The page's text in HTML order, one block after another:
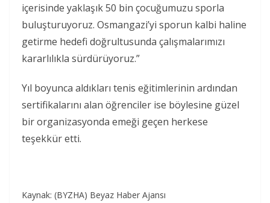
içerisinde yaklaşık 50 bin çocuğumuzu sporla
buluşturuyoruz. Osmangazi’yi sporun kalbi haline
getirme hedefi doğrultusunda çalışmalarımızı
kararlılıkla sürdürüyoruz.”
Yıl boyunca aldıkları tenis eğitimlerinin ardından
sertifikalarını alan öğrenciler ise böylesine güzel
bir organizasyonda emeği geçen herkese
teşekkür etti.
Kaynak: (BYZHA) Beyaz Haber Ajansı